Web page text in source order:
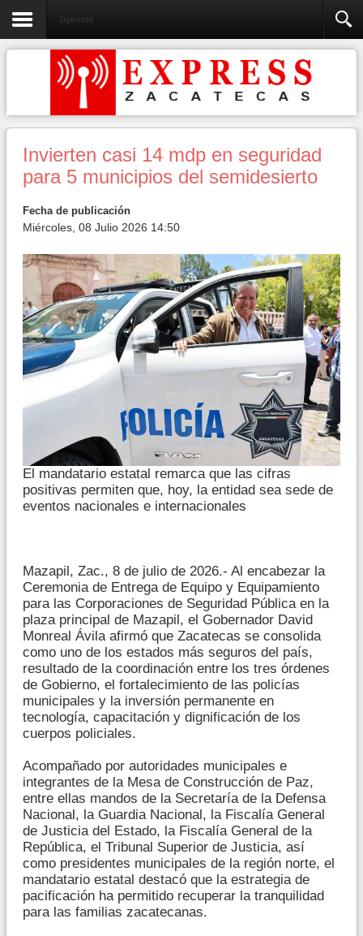
Seguridad
Invierten casi 14 mdp en seguridad
para 5 municipios del semidesierto
Fecha de publicación
Miércoles, 08 Julio 2026 14:50
El mandatario estatal remarca que las cifras
positivas permiten que, hoy, la entidad sea sede de
eventos nacionales e internacionales
Mazapil, Zac., 8 de julio de 2026.- Al encabezar la
Ceremonia de Entrega de Equipo y Equipamiento
para las Corporaciones de Seguridad Pública en la
plaza principal de Mazapil, el Gobernador David
Monreal Ávila afirmó que Zacatecas se consolida
como uno de los estados más seguros del país,
resultado de la coordinación entre los tres órdenes
de Gobierno, el fortalecimiento de las policías
municipales y la inversión permanente en
tecnología, capacitación y dignificación de los
cuerpos policiales.
Acompañado por autoridades municipales e
integrantes de la Mesa de Construcción de Paz,
entre ellas mandos de la Secretaría de la Defensa
Nacional, la Guardia Nacional, la Fiscalía General
de Justicia del Estado, la Fiscalía General de la
República, el Tribunal Superior de Justicia, así
como presidentes municipales de la región norte, el
mandatario estatal destacó que la estrategia de
pacificación ha permitido recuperar la tranquilidad
para las familias zacatecanas.